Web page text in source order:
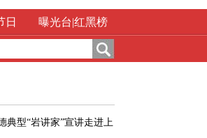
日 曝光台|红黑榜
典型“岩讲家”宣讲走进上